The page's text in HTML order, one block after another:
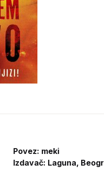
Povez: meki
Izdavač: Laguna,